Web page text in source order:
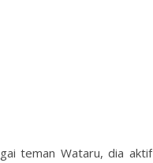
teman Wataru, dia aktif